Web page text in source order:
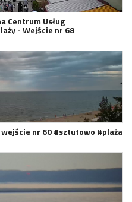
Centrum Usług
- Wejście nr 68
nr 60 #sztutowo #plaża